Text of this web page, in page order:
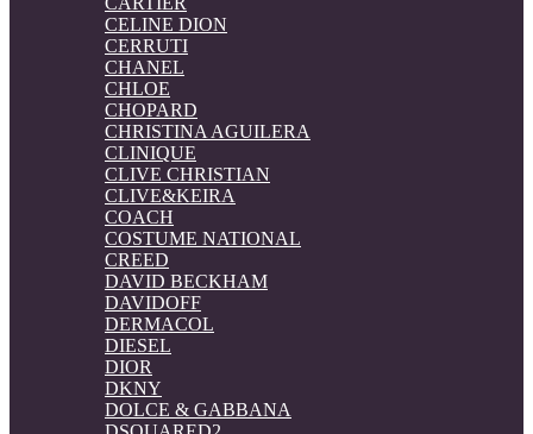
CELINE DION
CERRUTI
CHANEL
CHLOE
CHOPARD
CHRISTINA AGUILERA
CLINIQUE
CLIVE CHRISTIAN
CLIVE&KEIRA
COACH
COSTUME NATIONAL
CREED
DAVID BECKHAM
DAVIDOFF
DERMACOL
DIESEL
DIOR
DKNY
DOLCE & GABBANA